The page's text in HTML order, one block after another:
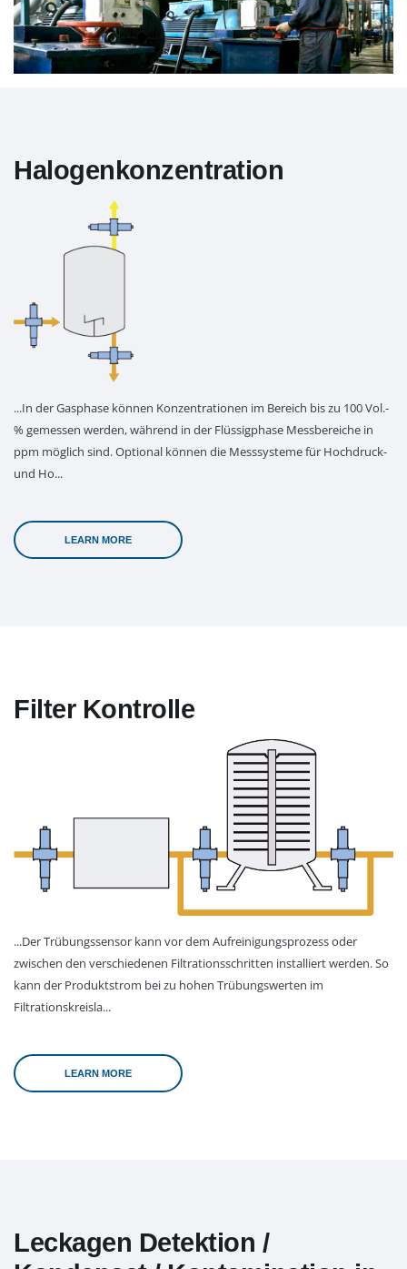
Halogenkonzentration
...In der Gasphase können Konzentrationen im Bereich bis zu 100 Vol.-
% gemessen werden, während in der Flüssigphase Messbereiche in
ppm möglich sind. Optional können die Messsysteme für Hochdruck-
und Ho...
LEARN MORE
Filter Kontrolle
...Der Trübungssensor kann vor dem Aufreinigungsprozess oder
zwischen den verschiedenen Filtrationsschritten installiert werden. So
kann der Produktstrom bei zu hohen Trübungswerten im
Filtrationskreisla...
LEARN MORE
Leckagen Detektion /